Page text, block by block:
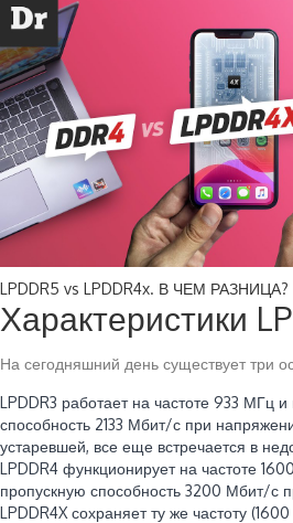
LPDDR5 vs LPDDR4x. В ЧЕМ РАЗНИЦА?
Характеристики
На сегодняшний день существует три
LPDDR3 работает на частоте 933 МГц
способность 2133 Мбит/с при
устаревшей, все еще встречается в
LPDDR4 функционирует на частоте
пропускную способность 3200 Мбит/с
LPDDR4X сохраняет ту же частоту